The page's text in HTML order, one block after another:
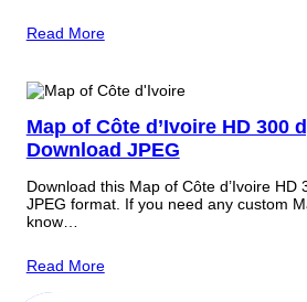
Read More
Map of Côte d’Ivoire HD 300
Download JPEG
Download this Map of Côte d’Ivoire HD
JPEG format. If you need any custom
know…
Read More